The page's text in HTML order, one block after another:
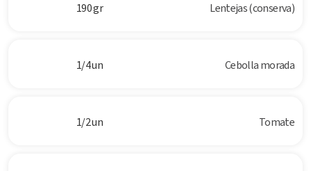
190 gr Lentejas (conserva)
1/4 un Cebolla morada
1/2 un Tomate